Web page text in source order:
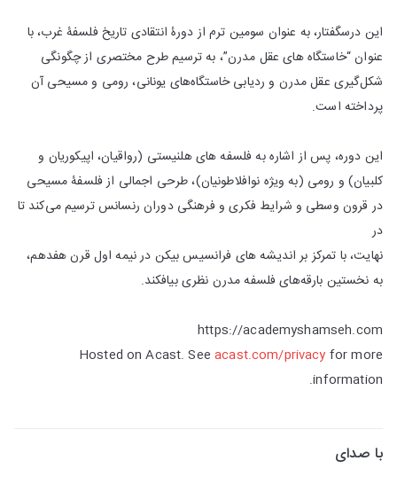
این درسگفتار، به عنوان سومین ترم از دورۀ انتقادی تاریخ فلسفۀ غرب، با
عنوان “خاستگاه ‌های عقل مدرن”، به ترسیم طرح مختصری از چگونگی
شکل‌گیری عقل مدرن و ردیابی خاستگاه‌های یونانی، رومی و مسیحی آن
پرداخته است.
این دوره، پس از اشاره به فلسفه‌ های هلنیستی (رواقیان، اپیکوریان و
کلبیان) و رومی (به ویژه نوافلاطونیان)، طرحی اجمالی از فلسفۀ مسیحی
در قرون وسطی و شرایط فکری و فرهنگی دوران رنسانس ترسیم می‌کند تا
در
نهایت، با تمرکز بر اندیشه ‌های فرانسیس بیکن در نیمه اول قرن هفدهم،
به نخستین بارقه‌های فلسفه مدرن نظری بیافکند.
https://academyshamseh.com
Hosted on Acast. Seeacast.com/privacy for more
information.
با صدای